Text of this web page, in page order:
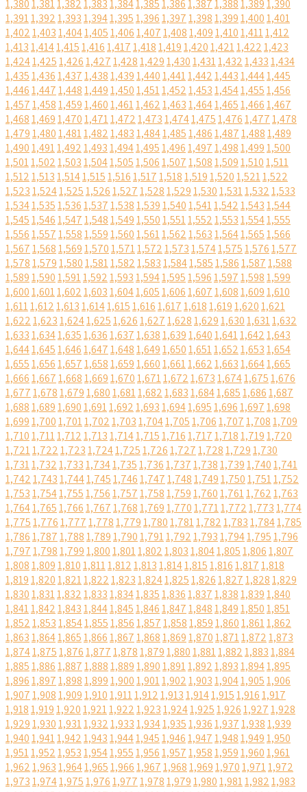
1,3801,3811,3821,3831,3841,3851,3861,3871,3881,3891,390
1,3911,3921,3931,3941,3951,3961,3971,3981,3991,4001,401
1,4021,4031,4041,4051,4061,4071,4081,4091,4101,4111,412
1,4131,4141,4151,4161,4171,4181,4191,4201,4211,4221,423
1,4241,4251,4261,4271,4281,4291,4301,4311,4321,4331,434
1,4351,4361,4371,4381,4391,4401,4411,4421,4431,4441,445
1,4461,4471,4481,4491,4501,4511,4521,4531,4541,4551,456
1,4571,4581,4591,4601,4611,4621,4631,4641,4651,4661,467
1,4681,4691,4701,4711,4721,4731,4741,4751,4761,4771,478
1,4791,4801,4811,4821,4831,4841,4851,4861,4871,4881,489
1,4901,4911,4921,4931,4941,4951,4961,4971,4981,4991,500
1,5011,5021,5031,5041,5051,5061,5071,5081,5091,5101,511
1,5121,5131,5141,5151,5161,5171,5181,5191,5201,5211,522
1,5231,5241,5251,5261,5271,5281,5291,5301,5311,5321,533
1,5341,5351,5361,5371,5381,5391,5401,5411,5421,5431,544
1,5451,5461,5471,5481,5491,5501,5511,5521,5531,5541,555
1,5561,5571,5581,5591,5601,5611,5621,5631,5641,5651,566
1,5671,5681,5691,5701,5711,5721,5731,5741,5751,5761,577
1,5781,5791,5801,5811,5821,5831,5841,5851,5861,5871,588
1,5891,5901,5911,5921,5931,5941,5951,5961,5971,5981,599
1,6001,6011,6021,6031,6041,6051,6061,6071,6081,6091,610
1,6111,6121,6131,6141,6151,6161,6171,6181,6191,6201,621
1,6221,6231,6241,6251,6261,6271,6281,6291,6301,6311,632
1,6331,6341,6351,6361,6371,6381,6391,6401,6411,6421,643
1,6441,6451,6461,6471,6481,6491,6501,6511,6521,6531,654
1,6551,6561,6571,6581,6591,6601,6611,6621,6631,6641,665
1,6661,6671,6681,6691,6701,6711,6721,6731,6741,6751,676
1,6771,6781,6791,6801,6811,6821,6831,6841,6851,6861,687
1,6881,6891,6901,6911,6921,6931,6941,6951,6961,6971,698
1,6991,7001,7011,7021,7031,7041,7051,7061,7071,7081,709
1,7101,7111,7121,7131,7141,7151,7161,7171,7181,7191,720
1,7211,7221,7231,7241,7251,7261,7271,7281,7291,730
1,7311,7321,7331,7341,7351,7361,7371,7381,7391,7401,741
1,7421,7431,7441,7451,7461,7471,7481,7491,7501,7511,752
1,7531,7541,7551,7561,7571,7581,7591,7601,7611,7621,763
1,7641,7651,7661,7671,7681,7691,7701,7711,7721,7731,774
1,7751,7761,7771,7781,7791,7801,7811,7821,7831,7841,785
1,7861,7871,7881,7891,7901,7911,7921,7931,7941,7951,796
1,7971,7981,7991,8001,8011,8021,8031,8041,8051,8061,807
1,8081,8091,8101,8111,8121,8131,8141,8151,8161,8171,818
1,8191,8201,8211,8221,8231,8241,8251,8261,8271,8281,829
1,8301,8311,8321,8331,8341,8351,8361,8371,8381,8391,840
1,8411,8421,8431,8441,8451,8461,8471,8481,8491,8501,851
1,8521,8531,8541,8551,8561,8571,8581,8591,8601,8611,862
1,8631,8641,8651,8661,8671,8681,8691,8701,8711,8721,873
1,8741,8751,8761,8771,8781,8791,8801,8811,8821,8831,884
1,8851,8861,8871,8881,8891,8901,8911,8921,8931,8941,895
1,8961,8971,8981,8991,9001,9011,9021,9031,9041,9051,906
1,9071,9081,9091,9101,9111,9121,9131,9141,9151,9161,917
1,9181,9191,9201,9211,9221,9231,9241,9251,9261,9271,928
1,9291,9301,9311,9321,9331,9341,9351,9361,9371,9381,939
1,9401,9411,9421,9431,9441,9451,9461,9471,9481,9491,950
1,9511,9521,9531,9541,9551,9561,9571,9581,9591,9601,961
1,9621,9631,9641,9651,9661,9671,9681,9691,9701,9711,972
1,9731,9741,9751,9761,9771,9781,9791,9801,9811,9821,983